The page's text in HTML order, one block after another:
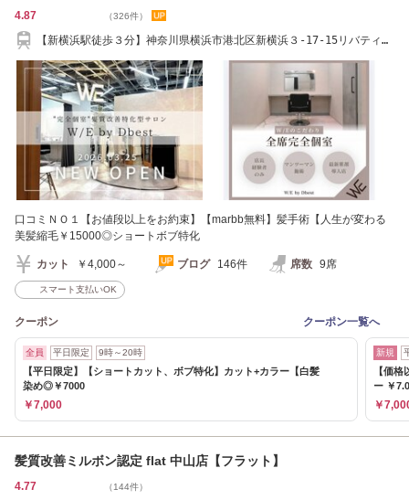
4.87 （326件）
【新横浜駅徒歩３分】神奈川県横浜市港北区新横浜３-17-15リバティー
口コミＮＯ１【お値段以上をお約束】【marbb無料】髪手術【人生が変わる
美髪縮毛￥15000◎ショートボブ特化
カット ￥4,000～ ブログ 146件 席数 9席
スマート支払いOK
クーポン クーポン一覧へ
全員 平日限定 9時～20時
【平日限定】【ショートカット、ボブ特化】カット+カラー【白髪
染め◎￥7000
￥7,000
新規
【価
ー ￥
￥
髪質改善ミルボン認定 flat 中山店【フラット】
4.77 （144件）